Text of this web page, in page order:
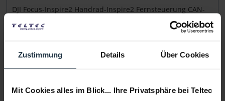
Zustimmung Details Über Cookies
Mit Cookies alles im Blick... Ihre Privatsphäre bei Teltec
DJI Focus-Inspire2 Handrad-Inspire2 Fernsteuerung CAN-
more